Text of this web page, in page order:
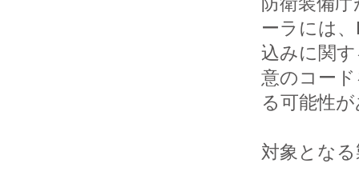
ーラには
込みに関
意のコー
る可能性
対象とな